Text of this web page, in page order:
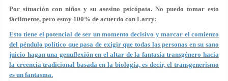
Por situación con niños y su asesino psicópata. No puedo tomar esto
fácilmente, pero estoy 100% de acuerdo con Larry:
Esto tiene el potencial de ser un momento decisivo y marcar el comienzo
del péndulo político que pasa de exigir que todas las personas en su sano
juicio hagan una genuflexión en el altar de la fantasía transgénero hacia
la creencia tradicional basada en la biología, es decir, el transgenerismo
es un fantasma.